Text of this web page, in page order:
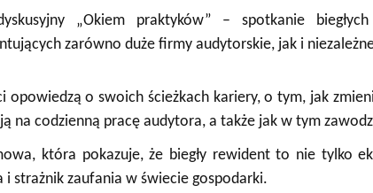
„Okiem praktyków” – spotkanie
zarówno duże firmy audytorskie, jak i
opowiedzą o swoich ścieżkach kariery, o tym, jak
na codzienną pracę audytora, a także jak w tym
która pokazuje, że biegły rewident to nie tylko
i strażnik zaufania w świecie gospodarki.